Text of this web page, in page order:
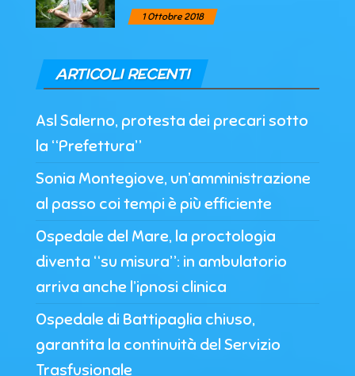
1 Ottobre 2018
ARTICOLI RECENTI
Asl Salerno, protesta dei precari sotto
la “Prefettura”
Sonia Montegiove, un’amministrazione
al passo coi tempi è più efficiente
Ospedale del Mare, la proctologia
diventa “su misura”: in ambulatorio
arriva anche l’ipnosi clinica
Ospedale di Battipaglia chiuso,
garantita la continuità del Servizio
Trasfusionale